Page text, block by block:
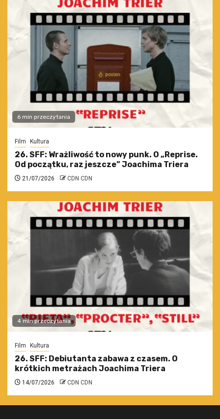
6 min przeczytania
Film Kultura
26. SFF: Wrażliwość to nowy punk. O „Reprise.
Od początku, raz jeszcze” Joachima Triera
21/07/2026 CDN CDN
4 min przeczytania
Film Kultura
26. SFF: Debiutanta zabawa z czasem. O
krótkich metrażach Joachima Triera
14/07/2026 CDN CDN